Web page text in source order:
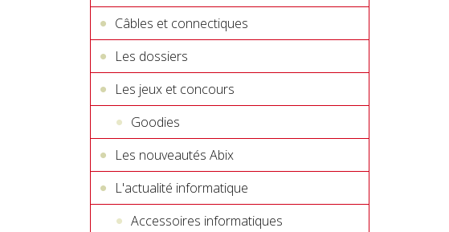
Câbles et connectiques
Les dossiers
Les jeux et concours
Goodies
Les nouveautés Abix
L'actualité informatique
Accessoires informatiques